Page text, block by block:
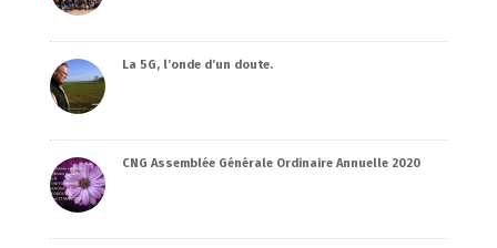
La 5G, l’onde d’un doute.
CNG Assemblée Générale Ordinaire Annuelle 2020